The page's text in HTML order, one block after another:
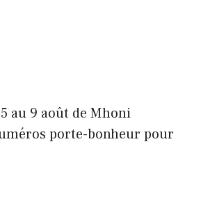
au 9 août de Mhoni
porte-bonheur pour